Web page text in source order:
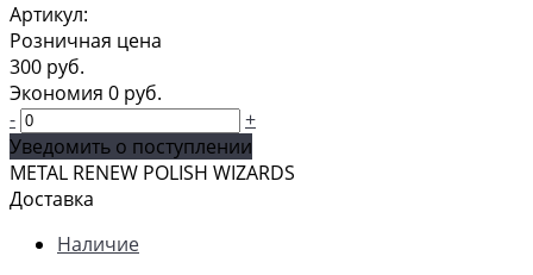
Артикул:
Розничная цена
300 руб.
Экономия 0 руб.
-
+
Уведомить о поступлении
METAL RENEW POLISH WIZARDS
Доставка
Наличие